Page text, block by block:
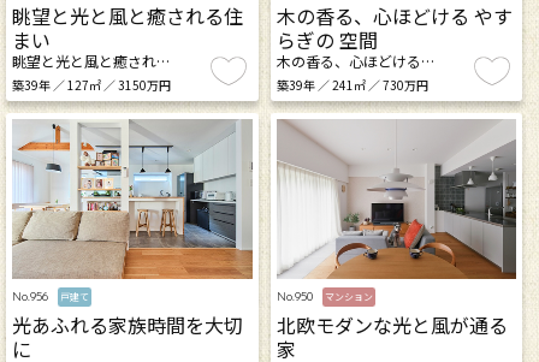
眺望と光と風と癒される住
まい
眺望と光と風と癒され…
築39年 ／ 127㎡ ／ 3150万円
木の香る、心ほどける やす
らぎの 空間
木の香る、心ほどける…
築39年 ／ 241㎡ ／ 730万円
No.956 戸建て
光あふれる家族時間を大切
に
No.950 マンション
北欧モダンな光と風が通る
家